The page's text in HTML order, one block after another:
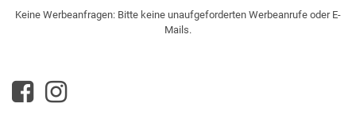
Keine Werbeanfragen: Bitte keine unaufgeforderten Werbeanrufe oder E-
Mails.